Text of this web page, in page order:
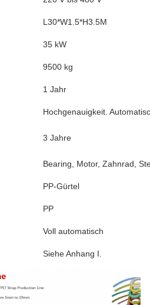
L30*W1.5*H3.5M
35 kW
9500 kg
1 Jahr
Hochgenauigkeit.
3 Jahre
Bearing, Motor, Zahnrad,
PP-Gürtel
PP
Voll automatisch
Siehe Anhang I.